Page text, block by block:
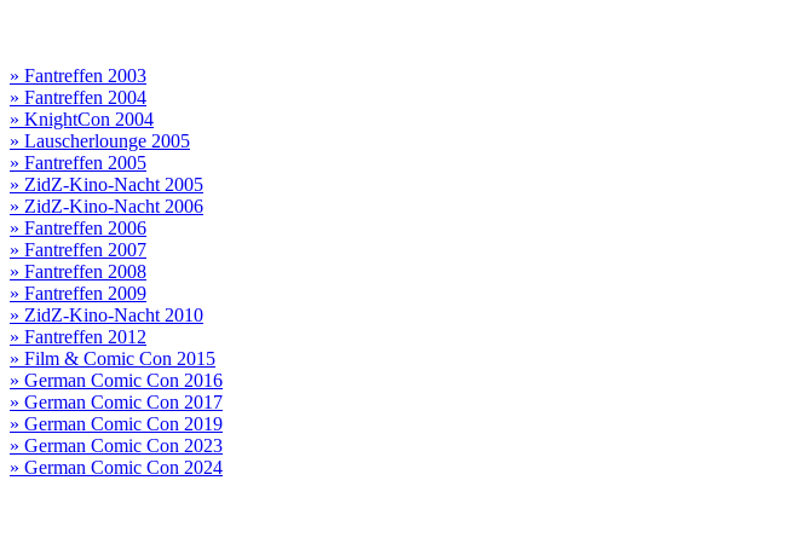
» Fantreffen 2003
» Fantreffen 2004
» KnightCon 2004
» Lauscherlounge 2005
» Fantreffen 2005
» ZidZ-Kino-Nacht 2005
» ZidZ-Kino-Nacht 2006
» Fantreffen 2006
» Fantreffen 2007
» Fantreffen 2008
» Fantreffen 2009
» ZidZ-Kino-Nacht 2010
» Fantreffen 2012
» Film & Comic Con 2015
» German Comic Con 2016
» German Comic Con 2017
» German Comic Con 2019
» German Comic Con 2023
» German Comic Con 2024